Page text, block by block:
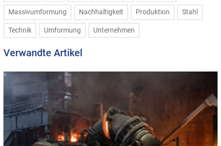
Massivumformung Nachhaltigkeit Produktion Stahl
Technik Umformung Unternehmen
Verwandte Artikel